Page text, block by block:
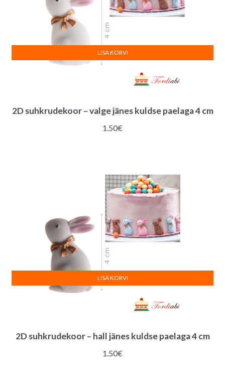
2D suhkrudekoor – valge jänes kuldse paelaga 4 cm
1.50€
LISA KORVI
2D suhkrudekoor – hall jänes kuldse paelaga 4 cm
1.50€
LISA KORVI